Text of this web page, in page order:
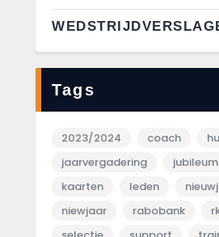
Tags
2023/2024 coach
jaarvergadering
kaarten
leden
niewjaar
rabobank